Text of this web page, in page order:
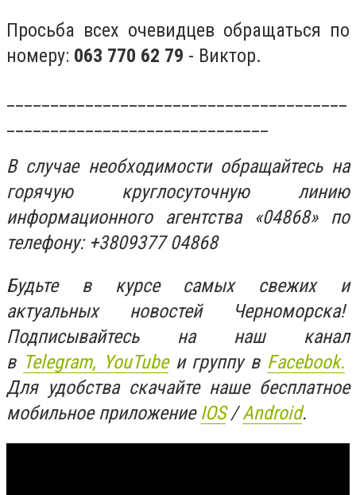
Просьба всех очевидцев обращаться по
номеру: 063 770 62 79 - Виктор.
В случае необходимости обращайтесь на
горячую круглосуточную линию
информационного агентства «04868» по
телефону: +3809377 04868
Будьте в курсе самых свежих и
актуальных новостей Черноморска!
Подписывайтесь на наш канал
в Telegram, YouTubeи группу в Facebook.
Для удобства скачайте наше бесплатное
мобильное приложение IOS/Android.